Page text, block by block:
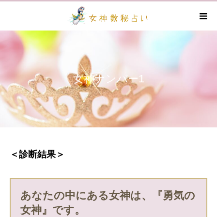
女神ナンバー1
＜診断結果＞
あなたの中にある女神は、『勇気の
女神』です。